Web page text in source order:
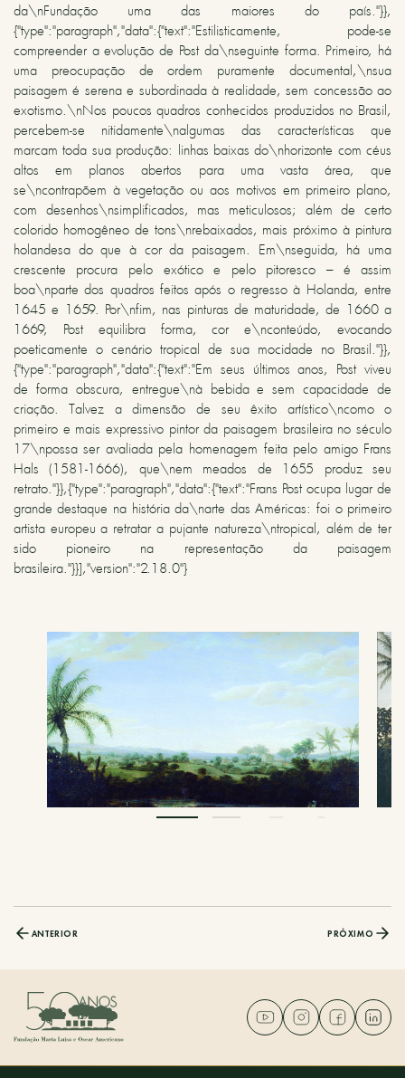
da\nFundação uma das maiores do país."}},
{"type":"paragraph","data":{"text":"Estilisticamente, pode-se
compreender a evolução de Post da\nseguinte forma. Primeiro, há
uma preocupação de ordem puramente documental,\nsua
paisagem é serena e subordinada à realidade, sem concessão ao
exotismo.\nNos poucos quadros conhecidos produzidos no Brasil,
percebem-se nitidamente\nalgumas das características que
marcam toda sua produção: linhas baixas do\nhorizonte com céus
altos em planos abertos para uma vasta área, que
se\ncontrapõem à vegetação ou aos motivos em primeiro plano,
com desenhos\nsimplificados, mas meticulosos; além de certo
colorido homogêneo de tons\nrebaixados, mais próximo à pintura
holandesa do que à cor da paisagem. Em\nseguida, há uma
crescente procura pelo exótico e pelo pitoresco – é assim
boa\nparte dos quadros feitos após o regresso à Holanda, entre
1645 e 1659. Por\nfim, nas pinturas de maturidade, de 1660 a
1669, Post equilibra forma, cor e\nconteúdo, evocando
poeticamente o cenário tropical de sua mocidade no Brasil."}},
{"type":"paragraph","data":{"text":"Em seus últimos anos, Post viveu
de forma obscura, entregue\nà bebida e sem capacidade de
criação. Talvez a dimensão de seu êxito artístico\ncomo o
primeiro e mais expressivo pintor da paisagem brasileira no século
17\npossa ser avaliada pela homenagem feita pelo amigo Frans
Hals (1581-1666), que\nem meados de 1655 produz seu
retrato."}},{"type":"paragraph","data":{"text":"Frans Post ocupa lugar de
grande destaque na história da\narte das Américas: foi o primeiro
artista europeu a retratar a pujante natureza\ntropical, além de ter
sido pioneiro na representação da paisagem
brasileira."}}],"version":"2.18.0"}
ANTERIOR PRÓXIMO